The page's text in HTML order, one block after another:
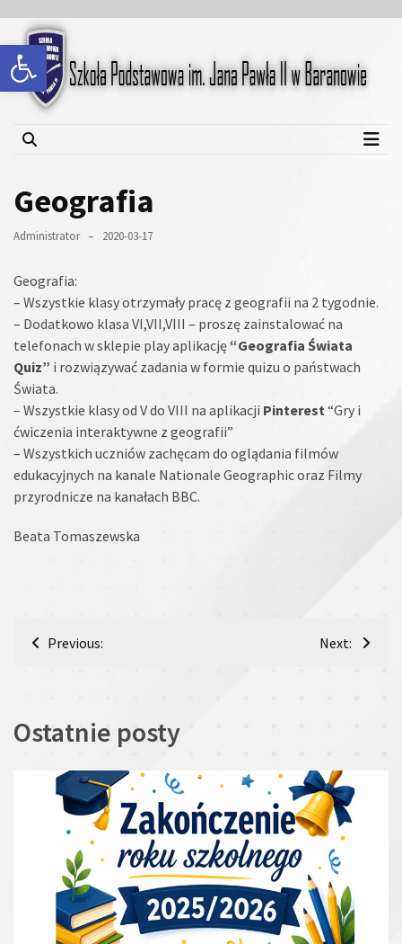
Open toolbar
content
content
Szkoła Podstawowa im.
Jana Pawła II w Baranowie
Geografia
Administrator 2020-03-17
Geografia:
– Wszystkie klasy otrzymały pracę z geografii na 2 tygodnie.
– Dodatkowo klasa VI,VII,VIII – proszę zainstalować na
telefonach w sklepie play aplikację “Geografia Świata
Quiz” i rozwiązywać zadania w formie quizu o państwach
Świata.
– Wszystkie klasy od V do VIII na aplikacji Pinterest“Gry i
ćwiczenia interaktywne z geografii”
– Wszystkich uczniów zachęcam do oglądania filmów
edukacyjnych na kanale Nationale Geographic oraz Filmy
przyrodnicze na kanałach BBC.
Beata Tomaszewska
Nawigacja
Previous: Next:
Ostatnie posty